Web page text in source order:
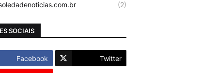
(2)
SOCIAIS
Facebook Twitter